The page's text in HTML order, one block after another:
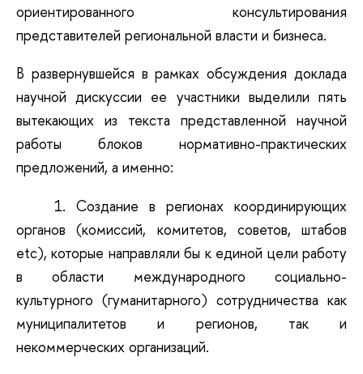
ориентированного консультирования
представителей региональной власти и бизнеса.
В развернувшейся в рамках обсуждения доклада
научной дискуссии ее участники выделили пять
вытекающих из текста представленной научной
работы блоков нормативно-практических
предложений, а именно:
1. Создание в регионах координирующих
органов (комиссий, комитетов, советов, штабов
etc), которые направляли бы к единой цели работу
в области международного социально-
культурного (гуманитарного) сотрудничества как
муниципалитетов и регионов, так и
некоммерческих организаций.